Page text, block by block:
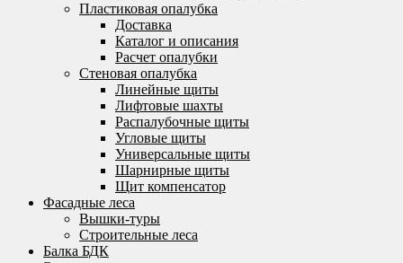
Пластиковая опалубка
Доставка
Каталог и описания
Расчет опалубки
Стеновая опалубка
Линейные щиты
Лифтовые шахты
Распалубочные щиты
Угловые щиты
Универсальные щиты
Шарнирные щиты
Щит компенсатор
Фасадные леса
Вышки-туры
Строительные леса
Балка БДК